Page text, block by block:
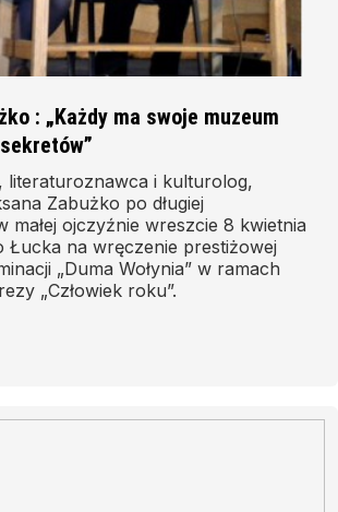
: „Każdy ma swoje muzeum
literaturoznawca i kulturolog,
Zabużko po długiej
małej ojczyźnie wreszcie 8 kwietnia
Łucka na wręczenie prestiżowej
„Duma Wołynia” w ramach
„Człowiek roku”.